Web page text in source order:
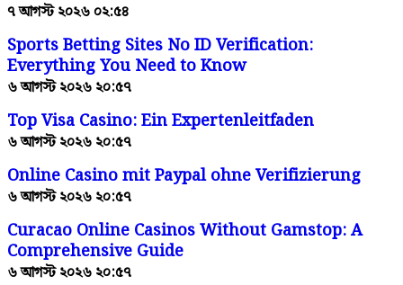
৭ আগস্ট ২০২৬ ০২:৫৪
Sports Betting Sites No ID Verification:
Everything You Need to Know
৬ আগস্ট ২০২৬ ২০:৫৭
Top Visa Casino: Ein Expertenleitfaden
৬ আগস্ট ২০২৬ ২০:৫৭
Online Casino mit Paypal ohne Verifizierung
৬ আগস্ট ২০২৬ ২০:৫৭
Curacao Online Casinos Without Gamstop: A
Comprehensive Guide
৬ আগস্ট ২০২৬ ২০:৫৭